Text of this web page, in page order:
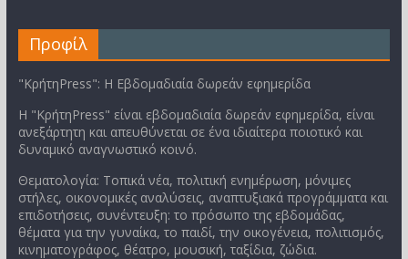
Προφίλ
"ΚρήτηPress": Η Εβδομαδιαία δωρεάν εφημερίδα
Η "ΚρήτηPress" είναι εβδομαδιαία δωρεάν εφημερίδα, είναι
ανεξάρτητη και απευθύνεται σε ένα ιδιαίτερα ποιοτικό και
δυναμικό αναγνωστικό κοινό.
Θεματολογία: Τοπικά νέα, πολιτική ενημέρωση, μόνιμες
στήλες, οικονομικές αναλύσεις, αναπτυξιακά προγράμματα και
επιδοτήσεις, συνέντευξη: το πρόσωπο της εβδομάδας,
θέματα για την γυναίκα, το παιδί, την οικογένεια, πολιτισμός,
κινηματογράφος, θέατρο, μουσική, ταξίδια, ζώδια.